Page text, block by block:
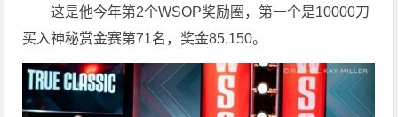
这是他今年第2个WSOP奖励圈，第一个是10000刀
买入神秘赏金赛第71名，奖金85,150。